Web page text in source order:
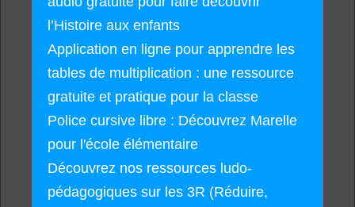
l’Histoire aux enfants
Application en ligne pour apprendre les
tables de multiplication : une ressource
gratuite et pratique pour la classe
Police cursive libre : Découvrez Marelle
pour l'école élémentaire
Découvrez nos ressources ludo-
pédagogiques sur les 3R (Réduire,